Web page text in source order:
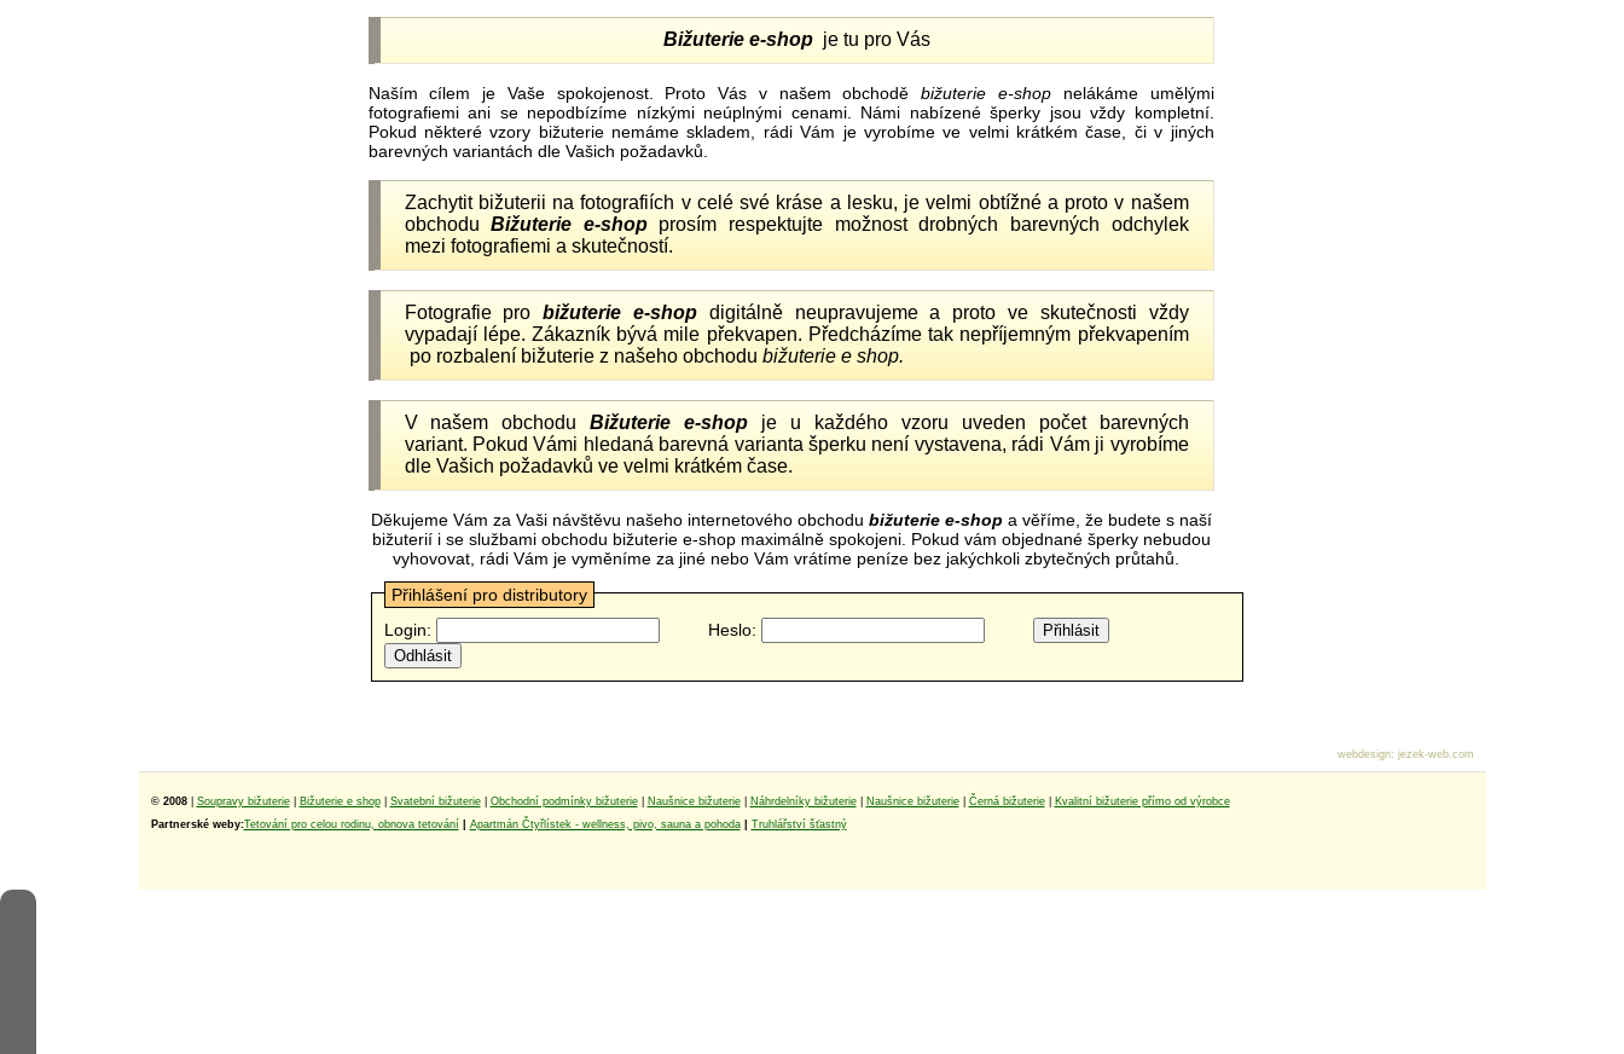
Bižuterie e-shopje tu pro Vás
Naším cílem je Vaše spokojenost. Proto Vás v našem obchoděbižuterie e-shopnelákáme umělými
fotografiemi ani se nepodbízíme nízkými neúplnými cenami. Námi nabízené šperky jsou vždy kompletní.
Pokud některé vzory bižuterie nemáme skladem, rádi Vám je vyrobíme ve velmi krátkém čase, či v jiných
barevných variantách dle Vašich požadavků.
Zachytit bižuterii na fotografiích v celé své kráse a lesku, je velmi obtížné a proto v našem
obchoduBižuterie e-shopprosím respektujte možnost drobných barevných odchylek
mezi fotografiemi a skutečností.
Fotografie probižuterie e-shopdigitálně neupravujeme a proto ve skutečnosti vždy
vypadají lépe. Zákazník bývá mile překvapen. Předcházíme tak nepříjemným překvapením
po rozbalení bižuterie z našeho obchodu bižuterie e shop.
V našem obchoduBižuterie e-shop je u každého vzoru uveden počet barevných
variant. Pokud Vámi hledaná barevná varianta šperku není vystavena, rádi Vám ji vyrobíme
dle Vašich požadavků ve velmi krátkém čase.
Děkujeme Vám za Vaši návštěvu našeho internetového obchodu bižuterie e-shop a věříme, že budete s naší
bižuterií i se službami obchodu bižuterie e-shop maximálně spokojeni. Pokud vám objednané šperky nebudou
vyhovovat, rádi Vám je vyměníme za jiné nebo Vám vrátíme peníze bez jakýchkoli zbytečných průtahů.
Přihlášení pro distributory
Login:
Heslo:
© 2008 Soupravy bižuterie| Bižuterie e shop| Svatební bižuterie| Obchodní podmínky bižuterie| Naušnice bižuterie| Náhrdelníky bižuterie| Naušnice bižuterie| Černá bižuterie|
Kvalitní bižuterie přímo od výrobce
Partnerské weby:Tetování pro celou rodinu, obnova tetování Apartmán Čtyřlístek - wellness, pivo, sauna a pohoda| Truhlářství šťastný
webdesign: jezek-web.com